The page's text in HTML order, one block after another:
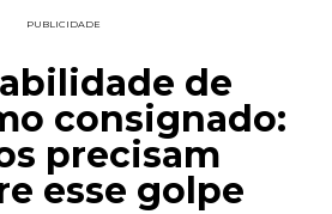
PUBLICIDADE
de
consignado:
precisam
esse golpe